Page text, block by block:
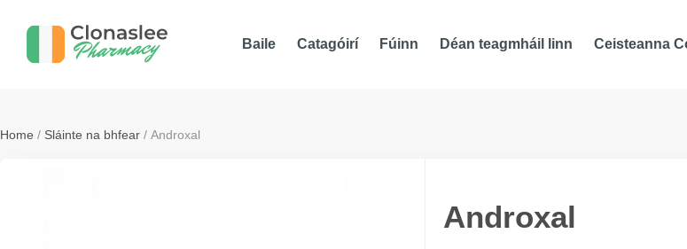
Baile Catagóirí Fúinn Déan teagmháil linn Ceisteanna
Home / Sláinte na bhfear / Androxal
Androxal